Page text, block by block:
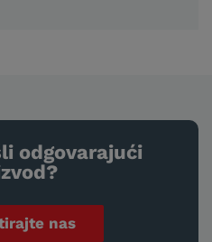
odgovarajući
nas